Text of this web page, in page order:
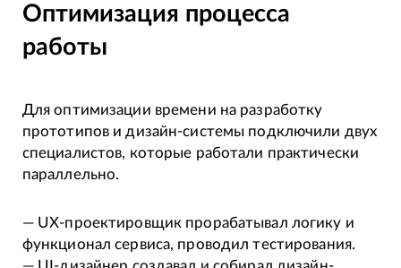
Оптимизация процесса
работы
Для оптимизации времени на разработку
прототипов и дизайн-системы подключили двух
специалистов, которые работали практически
параллельно.
— UX-проектировщик прорабатывал логику и
функционал сервиса, проводил тестирования.